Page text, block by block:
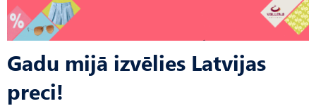
Gadu mijā izvēlies Latvijas
preci!